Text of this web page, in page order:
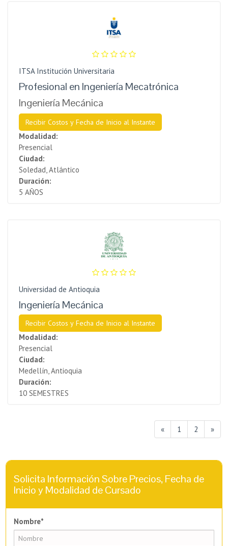
ITSA Institución Universitaria
Profesional en Ingeniería Mecatrónica
Ingeniería Mecánica
Recibir Costos y Fecha de Inicio al Instante
Modalidad:
Presencial
Ciudad:
Soledad, Atlántico
Duración:
5 AÑOS
Universidad de Antioquia
Ingeniería Mecánica
Recibir Costos y Fecha de Inicio al Instante
Modalidad:
Presencial
Ciudad:
Medellín, Antioquia
Duración:
10 SEMESTRES
« 1 2 »
Solicita Información Sobre Precios, Fecha de
Inicio y Modalidad de Cursado
Nombre*